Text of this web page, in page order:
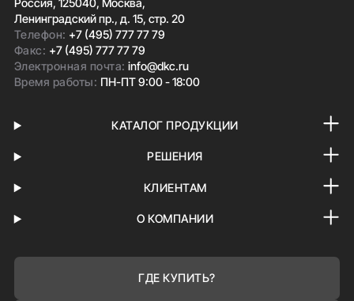
Россия, 125040, Москва,
Ленинградский пр., д. 15, стр. 20
Телефон: +7 (495) 777 77 79
Факс: +7 (495) 777 77 79
Электронная почта:info@dkc.ru
Время работы: ПН-ПТ 9:00 - 18:00
КАТАЛОГ ПРОДУКЦИИ
РЕШЕНИЯ
КЛИЕНТАМ
О КОМПАНИИ
ГДЕ КУПИТЬ?